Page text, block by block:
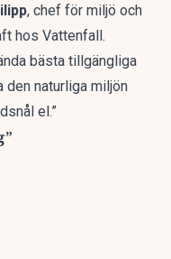
, chef för miljö och
hos Vattenfall.
bästa tillgängliga
naturliga miljön
el.”